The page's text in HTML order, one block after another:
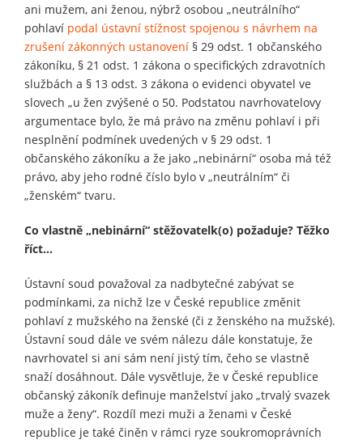
ani mužem, ani ženou, nýbrž osobou „neutrálního“
pohlaví podal ústavní stížnost spojenou s návrhem na
zrušení zákonných ustanovení § 29 odst. 1 občanského
zákoníku, § 21 odst. 1 zákona o specifických zdravotních
službách a § 13 odst. 3 zákona o evidenci obyvatel ve
slovech „u žen zvýšené o 50. Podstatou navrhovatelovy
argumentace bylo, že má právo na změnu pohlaví i při
nesplnění podmínek uvedených v § 29 odst. 1
občanského zákoníku a že jako „nebinární“ osoba má též
právo, aby jeho rodné číslo bylo v „neutrálním“ či
„ženském“ tvaru.
Co vlastně „nebinární“ stěžovatelk(o) požaduje? Těžko
říct...
Ústavní soud považoval za nadbytečné zabývat se
podmínkami, za nichž lze v České republice změnit
pohlaví z mužského na ženské (či z ženského na mužské).
Ústavní soud dále ve svém nálezu dále konstatuje, že
navrhovatel si ani sám není jistý tím, čeho se vlastně
snaží dosáhnout. Dále vysvětluje, že v České republice
občanský zákoník definuje manželství jako „trvalý svazek
muže a ženy“. Rozdíl mezi muži a ženami v České
republice je také činěn v rámci ryze soukromoprávních